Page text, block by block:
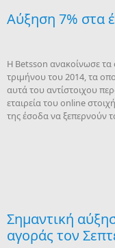
Αύξηση 7% στα
H Betsson ανακοίνωσε
τριμήνου του 2014, τα
αυτά του αντίστοιχου
εταιρεία του online
της έσοδα να ξεπερνούν
Σημαντική
αγοράς τον